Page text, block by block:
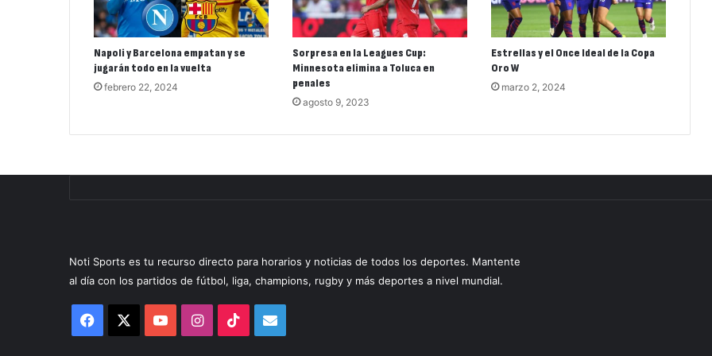
Napoli y Barcelona empatan y se
jugarán todo en la vuelta
febrero 22, 2024
Sorpresa en la Leagues Cup:
Minnesota elimina a Toluca en
penales
agosto 9, 2023
Estrellas y el Once Ideal de la Copa
Oro W
marzo 2, 2024
Noti Sports es tu recurso directo para horarios y noticias de todos los deportes. Mantente
al día con los partidos de fútbol, liga, champions, rugby y más deportes a nivel mundial.
Facebook YouTubeInstagram
TikTokCorreo